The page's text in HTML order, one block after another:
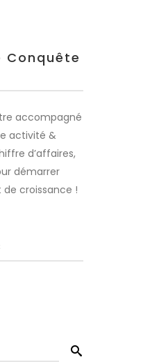
Conquête
accompagné
activité &
d’affaires,
démarrer
croissance !